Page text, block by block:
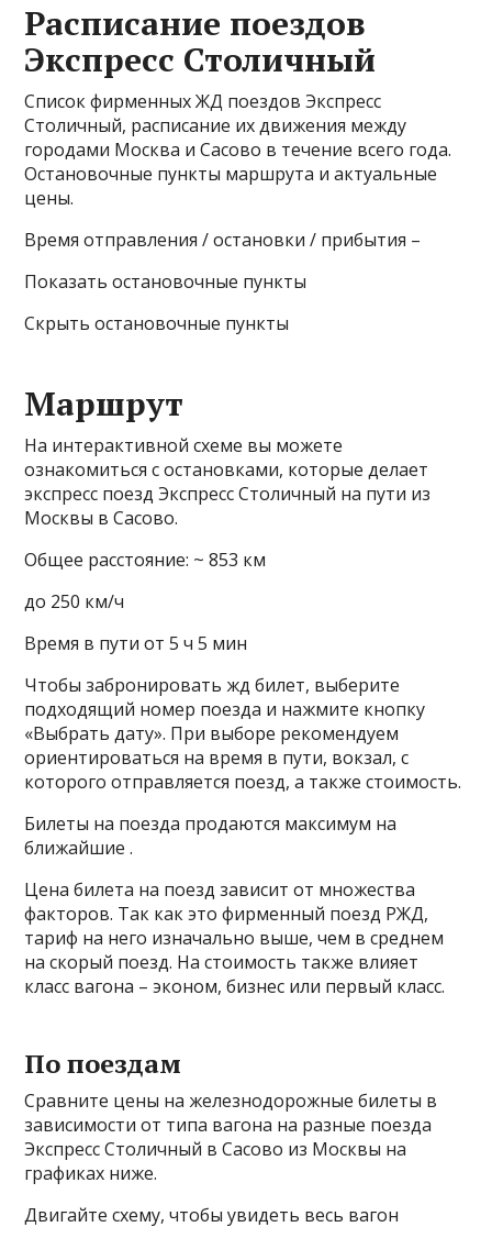
Расписание поездов
Экспресс Столичный
Список фирменных ЖД поездов Экспресс
Столичный, расписание их движения между
городами Москва и Сасово в течение всего года.
Остановочные пункты маршрута и актуальные
цены.
Время отправления / остановки / прибытия –
Показать остановочные пункты
Скрыть остановочные пункты
Маршрут
На интерактивной схеме вы можете
ознакомиться с остановками, которые делает
экспресс поезд Экспресс Столичный на пути из
Москвы в Сасово.
Общее расстояние: ~ 853 км
до 250 км/ч
Время в пути от 5 ч 5 мин
Чтобы забронировать жд билет, выберите
подходящий номер поезда и нажмите кнопку
«Выбрать дату». При выборе рекомендуем
ориентироваться на время в пути, вокзал, с
которого отправляется поезд, а также стоимость.
Билеты на поезда продаются максимум на
ближайшие .
Цена билета на поезд зависит от множества
факторов. Так как это фирменный поезд РЖД,
тариф на него изначально выше, чем в среднем
на скорый поезд. На стоимость также влияет
класс вагона – эконом, бизнес или первый класс.
По поездам
Сравните цены на железнодорожные билеты в
зависимости от типа вагона на разные поезда
Экспресс Столичный в Сасово из Москвы на
графиках ниже.
Двигайте схему, чтобы увидеть весь вагон